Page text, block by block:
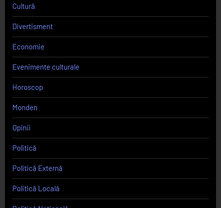
Cultură
Divertisment
Economie
Evenimente culturale
Horoscop
Monden
Opinii
Politică
Politică Externă
Politică Locală